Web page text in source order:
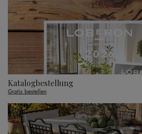
Katalogbestellung
Gratis bestellen